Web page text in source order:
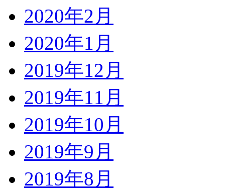
2020年2月
2020年1月
2019年12月
2019年11月
2019年10月
2019年9月
2019年8月